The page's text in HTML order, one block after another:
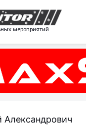
мероприятий
Александрович